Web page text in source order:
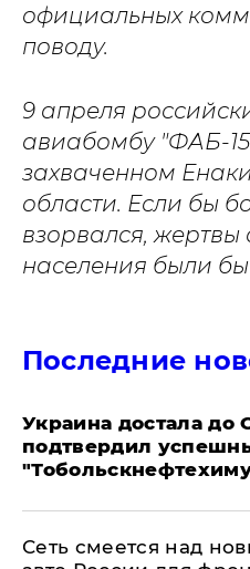
официальных
поводу.
9 апреля
авиабомбу "ФАБ-
захваченном
области. Если бы
взорвался,
населения были
Последние
Украина достала до
подтвердил
Сеть смеется над